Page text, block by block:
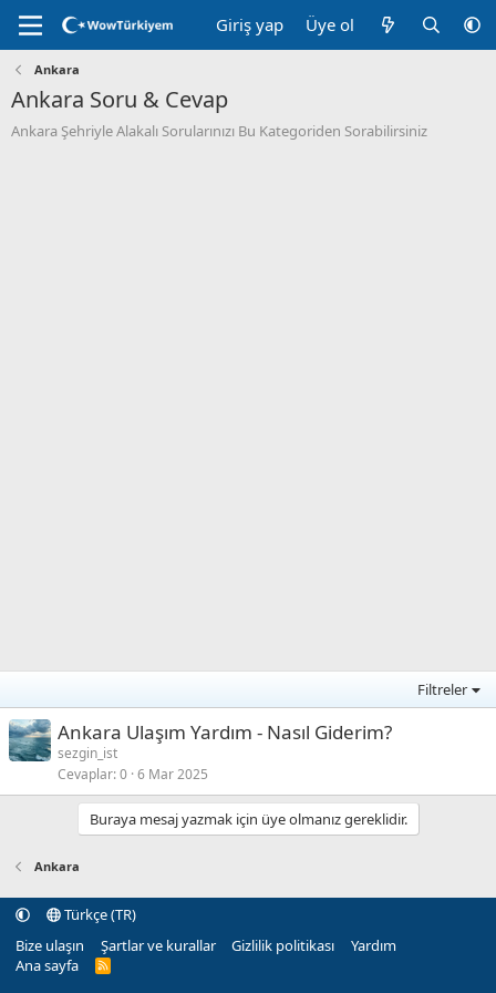
Giriş yap Üye ol
Ankara
Ankara Soru & Cevap
Ankara Şehriyle Alakalı Sorularınızı Bu Kategoriden Sorabilirsiniz
Filtreler
Ankara Ulaşım Yardım - Nasıl Giderim?
sezgin_ist
Cevaplar 0 6 Mar 2025
Buraya mesaj yazmak için üye olmanız gereklidir.
Ankara
Türkçe (TR)
Bize ulaşın
Şartlar ve kurallar Gizlilik politikası
Yardım
Ana sayfa
R